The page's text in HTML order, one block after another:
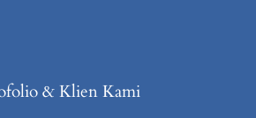
& Klien Kami